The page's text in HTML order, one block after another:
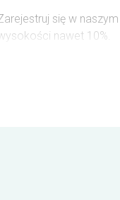
się w
nawet 10%.